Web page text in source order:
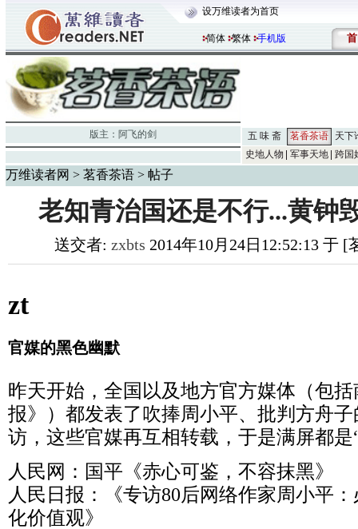
设万维读者为首页
简体 繁体 手机版 首
版主： 阿飞的剑 五 味 斋 茗香茶语
天下
史地人物
军事天地 跨国
万维读者网 > 茗香茶语 > 帖子
老知青治国还是不行...黄钟
送交者: zxbts 2014年10月24日12:52:13 于
zt
官媒的黑色幽默
昨天开始，全国以及地方官方媒体（包
报》）都发表了吹捧周小平、批判方舟
访，这些官媒再互相转载，于是满屏都是
人民网：国平《赤心可鉴，不容抹黑》
人民日报：《专访80后网络作家周小平
化价值观》